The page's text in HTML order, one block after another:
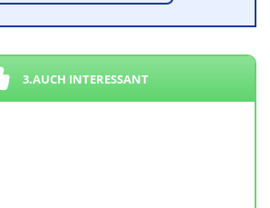
3.AUCH INTERESSANT